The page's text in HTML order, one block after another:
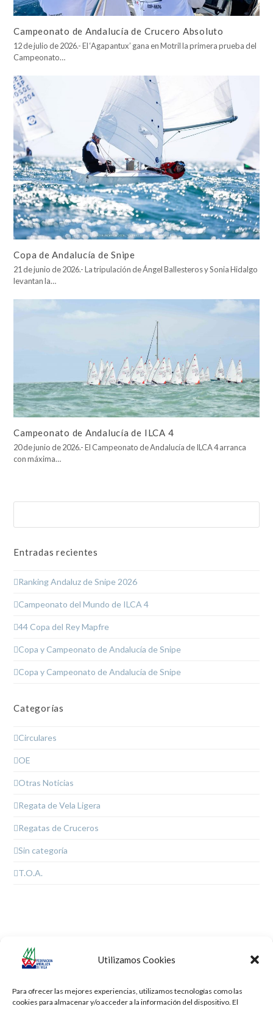
Utilizamos Cookies
Para ofrecer las mejores experiencias, utilizamos tecnologías como las
cookies para almacenar y/o acceder a la información del dispositivo. El
Campeonato de Andalucía de Crucero Absoluto
12 de julio de 2026.- El ‘Agapantux’ gana en Motril la primera prueba del
Campeonato…
Copa de Andalucía de Snipe
21 de junio de 2026.- La tripulación de Ángel Ballesteros y Sonia Hidalgo
levantan la…
Campeonato de Andalucía de ILCA 4
20 de junio de 2026.- El Campeonato de Andalucía de ILCA 4 arranca
con máxima…
Entradas recientes
Ranking Andaluz de Snipe 2026
Campeonato del Mundo de ILCA 4
44 Copa del Rey Mapfre
Copa y Campeonato de Andalucía de Snipe
Copa y Campeonato de Andalucía de Snipe
Categorías
Circulares
OE
Otras Noticias
Regata de Vela Ligera
Regatas de Cruceros
Sin categoría
T.O.A.
Copas de Andalucía de
post: